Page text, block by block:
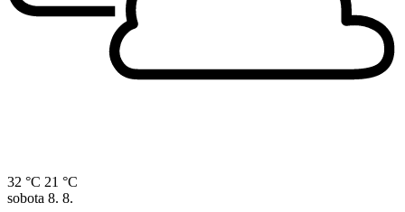
32 °C 21 °C
sobota 8. 8.